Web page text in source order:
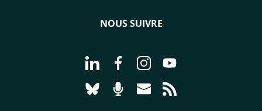
NOUS SUIVRE
Aller à la page Nous suivre sur
Aller à la page Nous suivre sur
Aller à la page Nous
Aller à la page
Aller à la page Nous suivre sur
Aller à la page Nourrir le
Aller à la page Nous